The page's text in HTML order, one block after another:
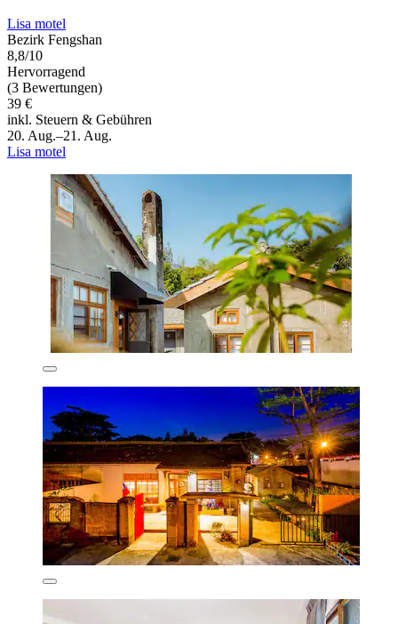
Lisa motel
Bezirk Fengshan
8,8/10
Hervorragend
(3 Bewertungen)
39 €
inkl. Steuern & Gebühren
20. Aug.–21. Aug.
Lisa motel